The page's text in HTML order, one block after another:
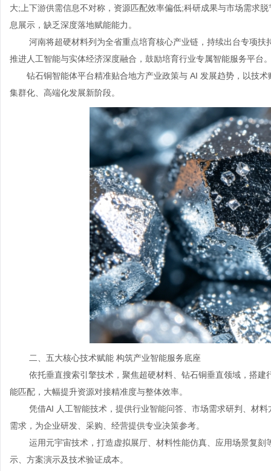
大;上下游供需信息不对称，资源匹配效率偏低;科研成果与市场需求
息展示，缺乏深度落地赋能能力。
河南将超硬材料列为全省重点培育核心产业链，持续出台专项
推进人工智能与实体经济深度融合，鼓励培育行业专属智能服务平台
钻石铜智能体平台精准贴合地方产业政策与 AI 发展趋势，以技
集群化、高端化发展新阶段。
二、五大核心技术赋能 构筑产业智能服务底座
依托垂直搜索引擎技术，聚焦超硬材料、钻石铜垂直领域，搭
能匹配，大幅提升资源对接精准度与整体效率。
凭借AI 人工智能技术，提供行业智能问答、市场需求研判、材
需求，为企业研发、采购、经营提供专业决策参考。
运用元宇宙技术，打造虚拟展厅、材料性能仿真、应用场景复
示、方案演示及技术验证成本。